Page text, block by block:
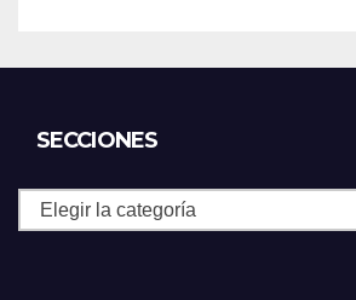
SECCIONES
Secciones